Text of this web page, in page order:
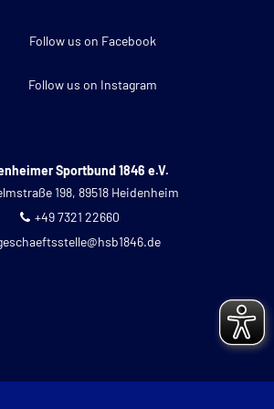
Follow us on Facebook
Follow us on Instagram
Sportbund 1846 e.V.
198, 89518 Heidenheim
+49 7321 22660